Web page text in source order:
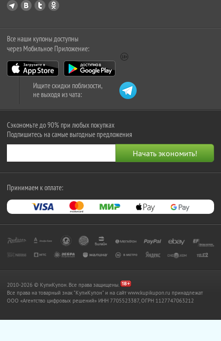
Все наши купоны доступны
через Мобильное Приложение:
Ищите скидки поблизости,
не выходя из чата:
Сэкономьте до 90% при любых покупках
Подпишитесь на самые выгодные предложения
Принимаем к оплате:
2010-2026 © КупиКупон. Все права защищены.
Все права на товарный знак "КупиКупон" и на сайт www.kupikupon.ru принадлежат
OOO «Агентство цифровых решений» ИНН 7705523387, ОГРН 1127747063212